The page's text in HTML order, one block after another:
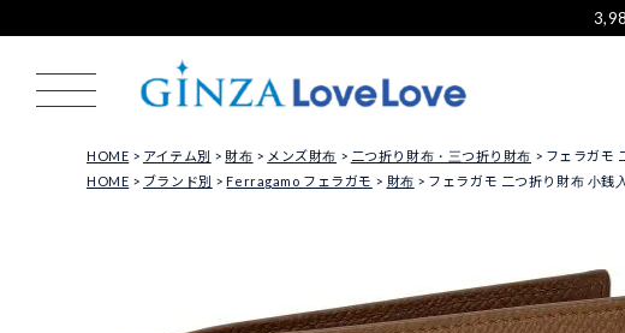
HOME アイテム別 財布 メンズ財布 二つ折り財布・三つ折り財布
フェラガモ
HOME
ブランド別 Ferragamo フェラガモ 財布 フェラガモ 二つ折り財布 小銭